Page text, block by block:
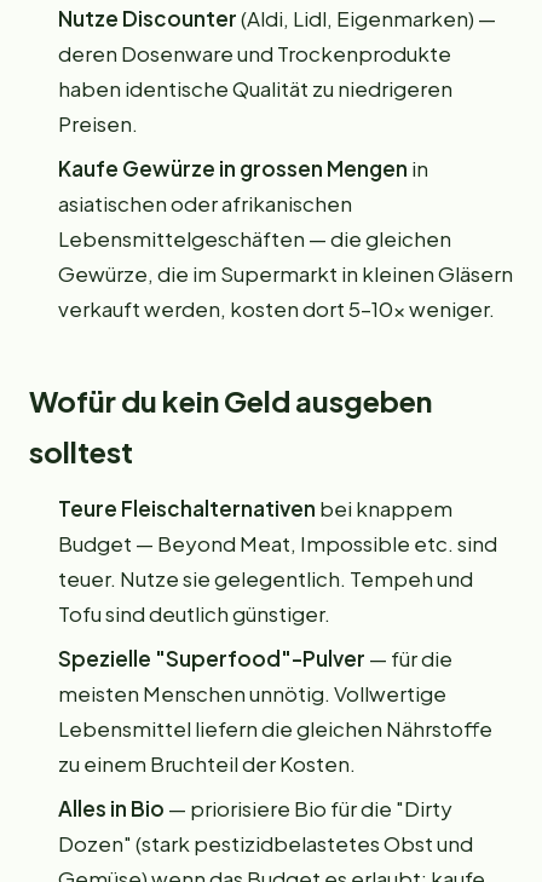
Nutze Discounter(Aldi, Lidl, Eigenmarken) —
deren Dosenware und Trockenprodukte
haben identische Qualität zu niedrigeren
Preisen.
Kaufe Gewürze in grossen Mengen in
asiatischen oder afrikanischen
Lebensmittelgeschäften — die gleichen
Gewürze, die im Supermarkt in kleinen Gläsern
verkauft werden, kosten dort 5–10x weniger.
Wofür du kein Geld ausgeben
solltest
Teure Fleischalternativen bei knappem
Budget — Beyond Meat, Impossible etc. sind
teuer. Nutze sie gelegentlich. Tempeh und
Tofu sind deutlich günstiger.
Spezielle "Superfood"-Pulver — für die
meisten Menschen unnötig. Vollwertige
Lebensmittel liefern die gleichen Nährstoffe
zu einem Bruchteil der Kosten.
Alles in Bio — priorisiere Bio für die "Dirty
Dozen" (stark pestizidbelastetes Obst und